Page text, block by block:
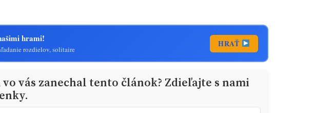
hrami!
rozdielov, solitaire
HRAŤ
vás zanechal tento článok? Zdieľajte s nami